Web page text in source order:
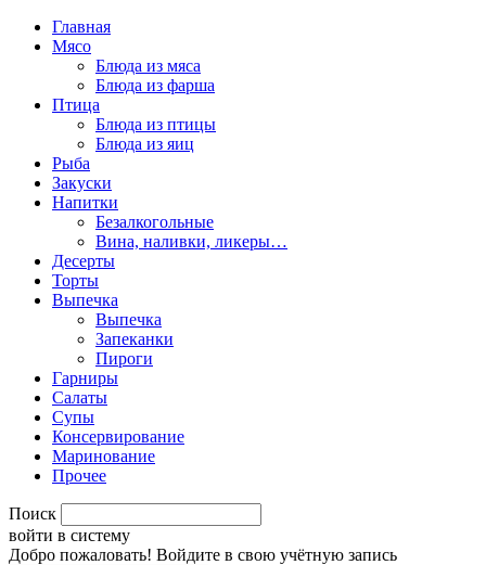
Главная
Мясо
Блюда из мяса
Блюда из фарша
Птица
Блюда из птицы
Блюда из яиц
Рыба
Закуски
Напитки
Безалкогольные
Вина, наливки, ликеры…
Десерты
Торты
Выпечка
Выпечка
Запеканки
Пироги
Гарниры
Салаты
Супы
Консервирование
Маринование
Прочее
Поиск
войти в систему
Добро пожаловать! Войдите в свою учётную запись